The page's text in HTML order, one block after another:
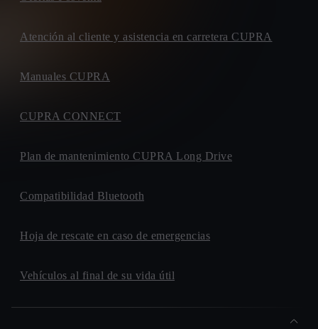
Atención al cliente y asistencia en carretera CUPRA
Manuales CUPRA
CUPRA CONNECT
Plan de mantenimiento CUPRA Long Drive
Compatibilidad Bluetooth
Hoja de rescate en caso de emergencias
Vehículos al final de su vida útil